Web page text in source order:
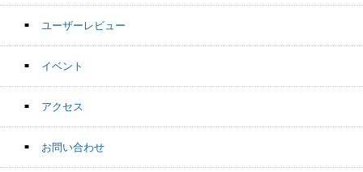
ユーザーレビュー
イベント
アクセス
お問い合わせ